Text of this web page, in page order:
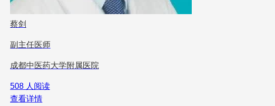
蔡剑
副主任医师
成都中医药大学附属医院
508 人阅读
查看详情